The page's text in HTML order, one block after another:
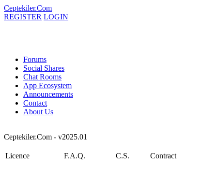
Ceptekiler.Com
REGISTER LOGIN
Forums
Social Shares
Chat Rooms
App Ecosystem
Announcements
Contact
About Us
Ceptekiler.Com - v2025.01
Licence F.A.Q. C.S. Contract